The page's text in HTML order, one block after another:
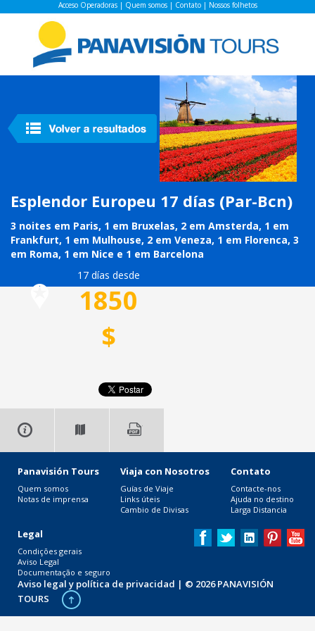
Acceso Operadoras| Quem somos| Contato| Nossos folhetos
Esplendor Europeu 17 días (Par-Bcn)
3 noites em Paris, 1 em Bruxelas, 2 em Amsterda, 1 em
Frankfurt, 1 em Mulhouse, 2 em Veneza, 1 em Florenca, 3
em Roma, 1 em Nice e 1 em Barcelona
17 días desde
1850
$
Panavisión Tours
Quem somos
Notas de imprensa
Viaja con Nosotros
Guías de Viaje
Links úteis
Cambio de Divisas
Contato
Contacte-nos
Ajuda no destino
Larga Distancia
Legal
Condições gerais
Aviso Legal
Documentação e seguro
Aviso legal y política de privacidad | © 2026 PANAVISIÓN
TOURS